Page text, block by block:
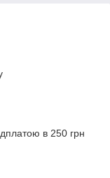
в 250 грн